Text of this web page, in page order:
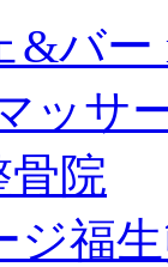
バー
ッサ
骨院
ジ福